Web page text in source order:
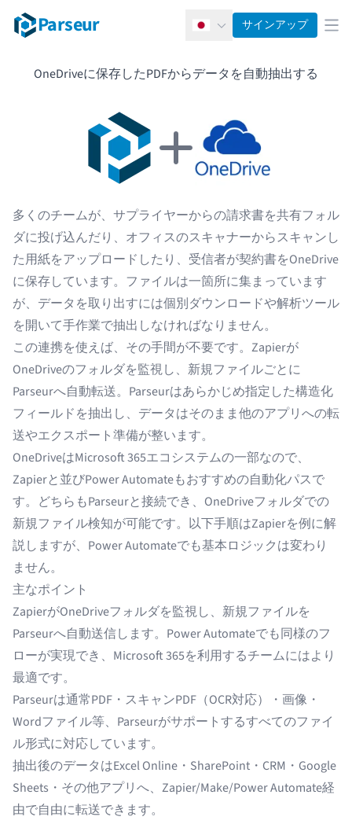
Parseur 日本語サインアップ メ
OneDriveに保存したPDFからデータを自動抽出する
多くのチームが、サプライヤーからの請求書を共有フォル
ダに投げ込んだり、オフィスのスキャナーからスキャンし
た用紙をアップロードしたり、受信者が契約書をOneDrive
に保存しています。ファイルは一箇所に集まっています
が、データを取り出すには個別ダウンロードや解析ツール
を開いて手作業で抽出しなければなりません。
この連携を使えば、その手間が不要です。Zapierが
OneDriveのフォルダを監視し、新規ファイルごとに
Parseurへ自動転送。Parseurはあらかじめ指定した構造化
フィールドを抽出し、データはそのまま他のアプリへの転
送やエクスポート準備が整います。
OneDriveはMicrosoft 365エコシステムの一部なので、
Zapierと並びPower Automateもおすすめの自動化パスで
す。どちらもParseurと接続でき、OneDriveフォルダでの
新規ファイル検知が可能です。以下手順はZapierを例に解
説しますが、Power Automateでも基本ロジックは変わり
ません。
主なポイント
ZapierがOneDriveフォルダを監視し、新規ファイルを
Parseurへ自動送信します。Power Automateでも同様のフ
ローが実現でき、Microsoft 365を利用するチームにはより
最適です。
Parseurは通常PDF・スキャンPDF（OCR対応）・画像・
Wordファイル等、Parseurがサポートするすべてのファイ
ル形式に対応しています。
抽出後のデータはExcel Online・SharePoint・CRM・Google
Sheets・その他アプリへ、Zapier/Make/Power Automate経
由で自由に転送できます。